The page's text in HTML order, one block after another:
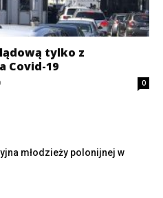
tylko z
Covid-19
0
młodzieży polonijnej w